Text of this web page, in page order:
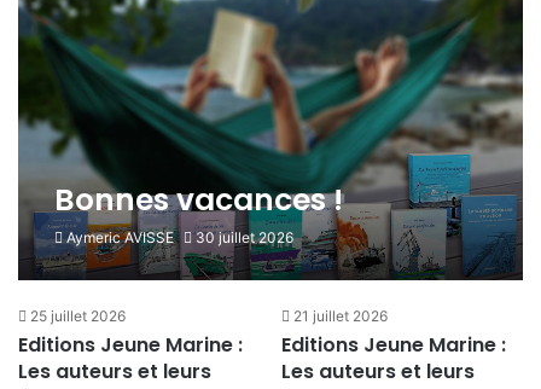
Bonnes vacances !
Aymeric AVISSE 30 juillet 2026
25 juillet 2026
Editions Jeune Marine :
Les auteurs et leurs
21 juillet 2026
Editions Jeune Marine :
Les auteurs et leurs